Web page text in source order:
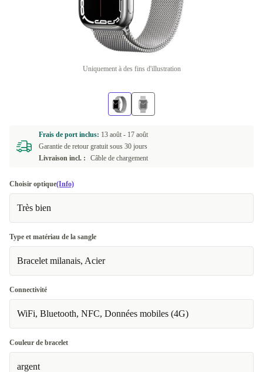
Uniquement à des fins d'illustration
Frais de port inclus: 13 août - 17 août
Garantie de retour gratuit sous 30 jours
Livraison incl. :
Câble de chargement
Choisir optique(Info)
Très bien
Type et matériau de la sangle
Bracelet milanais, Acier
Connectivité
WiFi, Bluetooth, NFC, Données mobiles (4G)
Couleur de bracelet
argent